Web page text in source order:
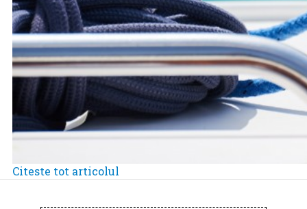
Citeste tot articolul